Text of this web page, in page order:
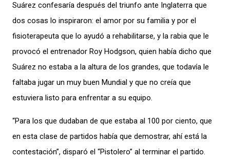
Suárez confesaría después del triunfo ante Inglaterra que
dos cosas lo inspiraron: el amor por su familia y por el
fisioterapeuta que lo ayudó a rehabilitarse, y la rabia que le
provocó el entrenador Roy Hodgson, quien había dicho que
Suárez no estaba a la altura de los grandes, que todavía le
faltaba jugar un muy buen Mundial y que no creía que
estuviera listo para enfrentar a su equipo.
“Para los que dudaban de que estaba al 100 por ciento, que
en esta clase de partidos había que demostrar, ahí está la
contestación”, disparó el “Pistolero” al terminar el partido.